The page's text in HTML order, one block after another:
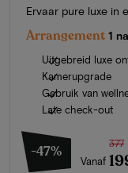
Ervaar pure luxe in
Arrangement 1
Uitgebreid luxe
Kamerupgrade
Gebruik van
Late check-out
-47%
Vanaf
377